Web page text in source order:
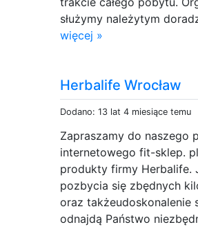
służymy należytym
więcej »
Herbalife Wrocław
Dodano: 13 lat 4 miesiące temu
Zapraszamy do naszego
internetowego fit-sklep.
produkty firmy Herbalife.
pozbycia się zbędnych
oraz takżeudoskonalenie
odnajdą Państwo